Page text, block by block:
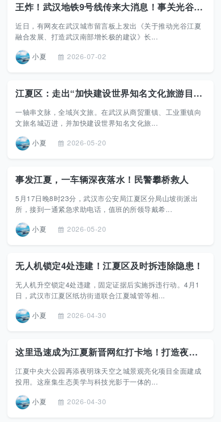
王炸！武汉地铁9号线传来大消息！事关光谷江夏融合！
近日，有网友在武汉城市留言板上发出《关于推动光谷江夏
融合发展、打造武汉南部增长极的建议》长...
小夏
2026-07-02
江夏区：走出“加快建设世界知名文化旅游目的地”的文化大道
一轴串文脉，全域兴文旅。在武汉从商贸重镇、工业重镇向
文旅名城迈进，并加快建设世界知名文化旅...
小夏
2026-05-20
事发江夏，一车辆深夜落水！民警攀桥救人
5月17日晚8时23分，武汉市公安局江夏区分局山坡街派出
所，接到一通紧急求助电话，值班的所领导戴希...
小夏
2026-05-20
无人机锁定4处违建！江夏区及时拆违除隐患！
无人机升空锁定4处违建，固定证据后实施拆违行动。4月1
日，武汉市江夏区纸坊街道联合江夏城管等相...
小夏
2026-04-30
这里迅速成为江夏新晋网红打卡地！打造夜经济新地标
江夏中央大公园再添夜明珠天空之城景观亮化项目全面建成
投用。这座集生态美学与科技光影于一体的...
小夏
2026-04-30